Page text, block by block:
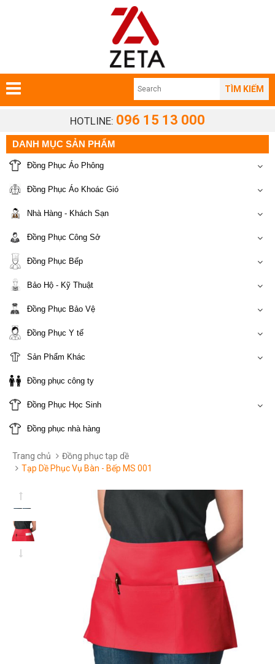
TÌM KIẾM
HOTLINE: 096 15 13 000
DANH MỤC SẢN PHẨM
Đồng Phục Áo Phông
Đồng Phục Áo Khoác Gió
Nhà Hàng - Khách Sạn
Đồng Phục Công Sở
Đồng Phục Bếp
Bảo Hộ - Kỹ Thuật
Đồng Phục Bảo Vệ
Đồng Phục Y tế
Sản Phẩm Khác
Đồng phục công ty
Đồng Phục Học Sinh
Đồng phục nhà hàng
Trang chủ
Đồng phục tạp dề
Tạp Dề Phục Vụ Bàn - Bếp MS 001